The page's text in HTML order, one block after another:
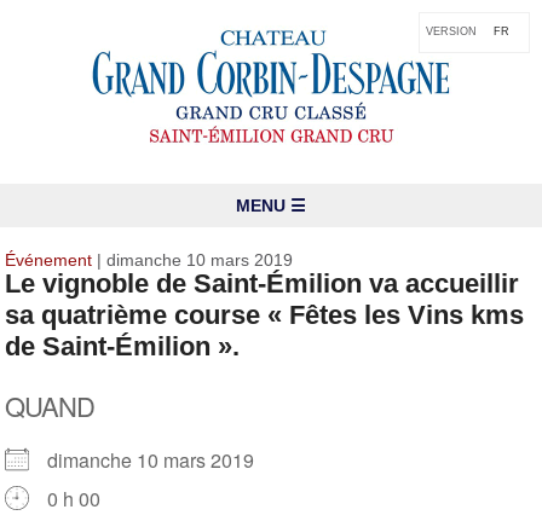
VERSION FR
MENU ☰
Événement | dimanche 10 mars 2019
Le vignoble de Saint-Émilion va accueillir
sa quatrième course « Fêtes les Vins kms
de Saint-Émilion ».
QUAND
dimanche 10 mars 2019
0 h 00